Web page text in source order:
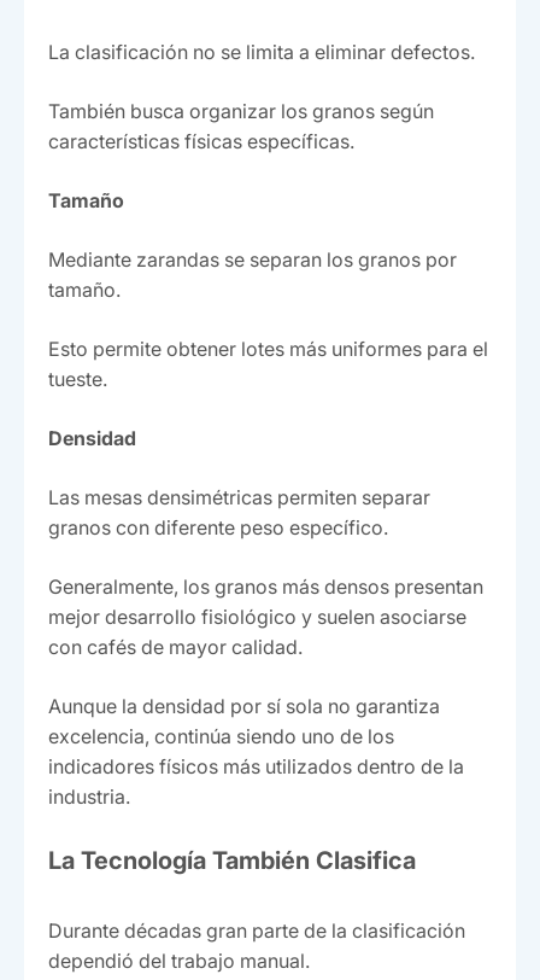
La clasificación no se limita a eliminar defectos.
También busca organizar los granos según
características físicas específicas.
Tamaño
Mediante zarandas se separan los granos por
tamaño.
Esto permite obtener lotes más uniformes para el
tueste.
Densidad
Las mesas densimétricas permiten separar
granos con diferente peso específico.
Generalmente, los granos más densos presentan
mejor desarrollo fisiológico y suelen asociarse
con cafés de mayor calidad.
Aunque la densidad por sí sola no garantiza
excelencia, continúa siendo uno de los
indicadores físicos más utilizados dentro de la
industria.
La Tecnología También Clasifica
Durante décadas gran parte de la clasificación
dependió del trabajo manual.